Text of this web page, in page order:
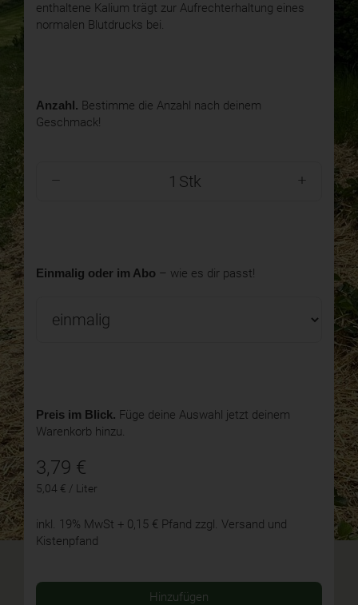
enthaltene Kalium trägt zur Aufrechterhaltung eines
normalen Blutdrucks bei.
Anzahl. Bestimme die Anzahl nach deinem
Geschmack!
Stk
Einmalig oder im Abo – wie es dir passt!
Preis im Blick. Füge deine Auswahl jetzt deinem
Warenkorb hinzu.
3,79 €
5,04 € / Liter
inkl. 19% MwSt + 0,15 € Pfand zzgl. Versand und
Kistenpfand
Hinzufügen